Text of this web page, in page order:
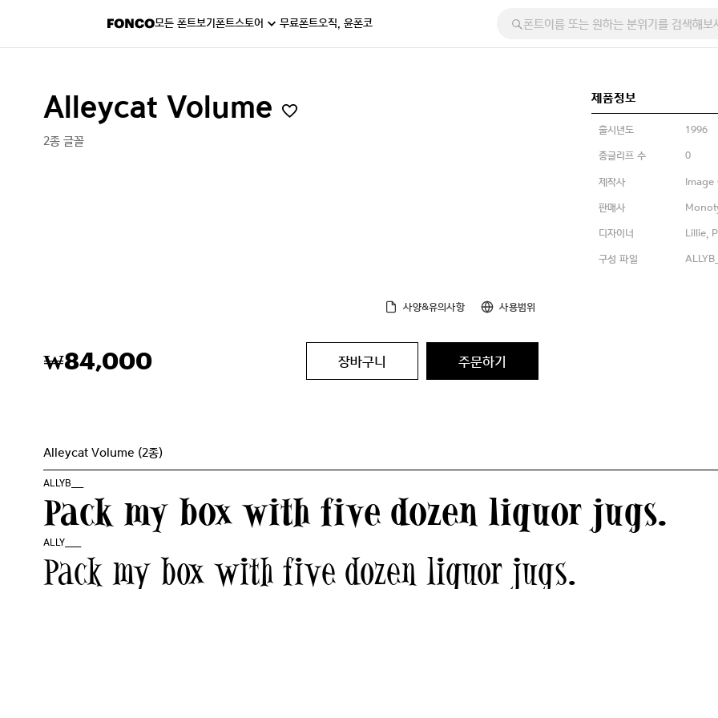
모든 폰트보기폰트스토어 무료폰트오직, 윤폰코
Alleycat Volume
2종 글꼴
제품정보
출시년도 1996
총글리프 수 0
제작사 Image
판매사
디자이너 Lillie,
구성 파일
사양&유의사항 사용범위
₩84,000 장바구니 주문하기
Alleycat Volume (2종)
ALLYB___
Pack my box with five dozen liquor jugs.
ALLY____
Pack my box with five dozen liquor jugs.